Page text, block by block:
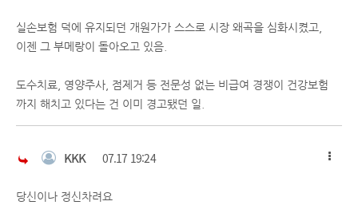
실손보험 덕에 유지되던 개원가가 스스로 시장 왜곡을 심화시켰고,
이젠 그 부메랑이 돌아오고 있음.
도수치료, 영양주사, 점제거 등 전문성 없는 비급여 경쟁이 건강보험
까지 해치고 있다는 건 이미 경고됐던 일.
KKK 07.17 19:24
당신이나 정신차려요